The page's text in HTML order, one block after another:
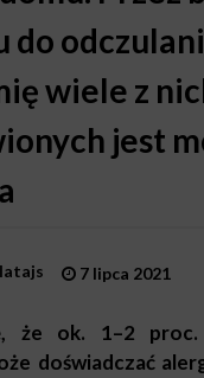
do
wiele z
jest
7 lipca 2021
że ok. 1–2
doświadczać